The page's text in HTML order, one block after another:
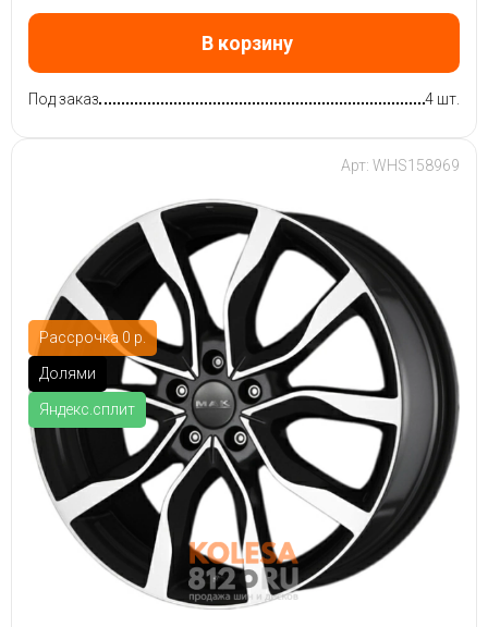
В корзину
Под заказ 4 шт.
Рассрочка 0 р.
Долями
Яндекс.сплит
Арт: WHS158969